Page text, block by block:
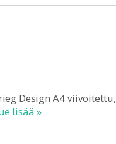
Design A4 viivoitettu,
lisää »